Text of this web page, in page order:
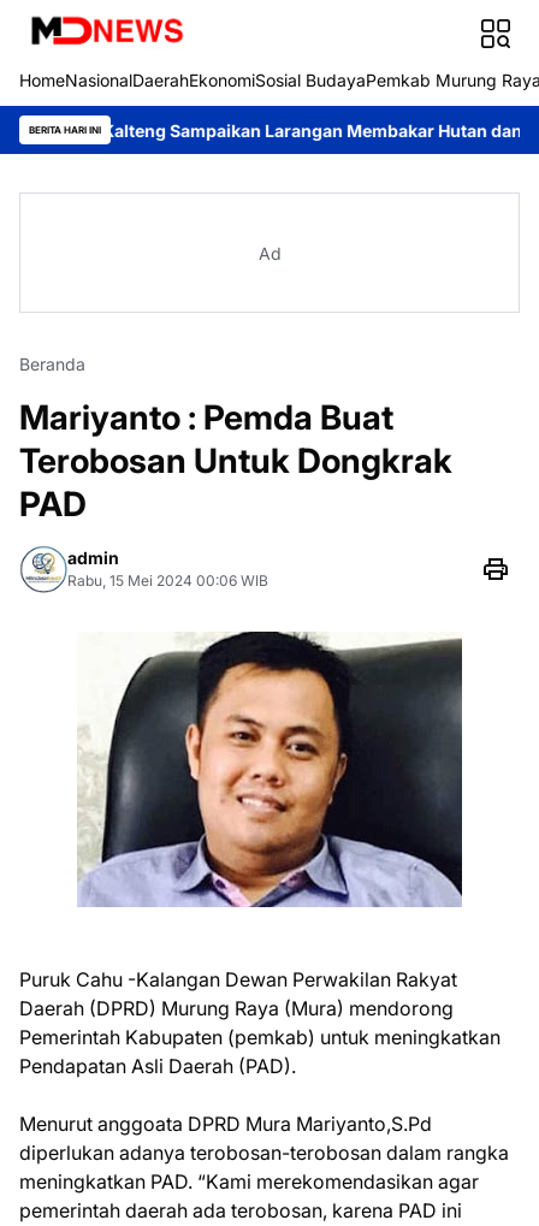
HomeNasionalDaerahEkonomiSosial BudayaPemkab Murung
BERITA HARI INISampaikan Larangan Membakar Hutan dan Lahan
Ad
Beranda
Mariyanto : Pemda Buat
Terobosan Untuk Dongkrak
PAD
admin
Rabu, 15 Mei 2024 00:06 WIB
Puruk Cahu -Kalangan Dewan Perwakilan Rakyat
Daerah (DPRD) Murung Raya (Mura) mendorong
Pemerintah Kabupaten (pemkab) untuk meningkatkan
Pendapatan Asli Daerah (PAD).
Menurut anggoata DPRD Mura Mariyanto,S.Pd
diperlukan adanya terobosan-terobosan dalam rangka
meningkatkan PAD. “Kami merekomendasikan agar
pemerintah daerah ada terobosan, karena PAD ini